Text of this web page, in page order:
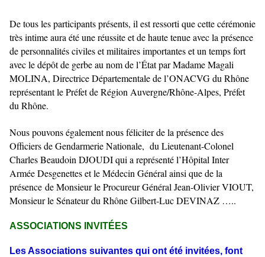
De tous les participants présents, il est ressorti que cette cérémonie
très intime aura été une réussite et de haute tenue avec la présence
de personnalités civiles et militaires importantes et un temps fort
avec le dépôt de gerbe au nom de l’État par Madame Magali
MOLINA, Directrice Départementale de l’ONACVG du Rhône
représentant le Préfet de Région Auvergne/Rhône-Alpes, Préfet
du Rhône.
Nous pouvons également nous féliciter de la présence des
Officiers de Gendarmerie Nationale, du Lieutenant-Colonel
Charles Beaudoin DJOUDI qui a représenté l’Hôpital Inter
Armée Desgenettes et le Médecin Général ainsi que de la
présence de Monsieur le Procureur Général Jean-Olivier VIOUT,
Monsieur le Sénateur du Rhône Gilbert-Luc DEVINAZ …..
ASSOCIATIONS INVITÉES
Les Associations suivantes qui ont été invitées, font